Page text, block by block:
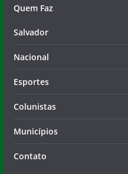
Quem Faz
Salvador
Nacional
Esportes
Colunistas
Municípios
Contato